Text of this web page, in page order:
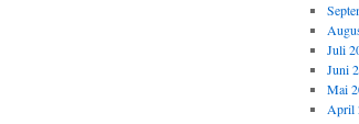
Juli
Juni
Mai
April